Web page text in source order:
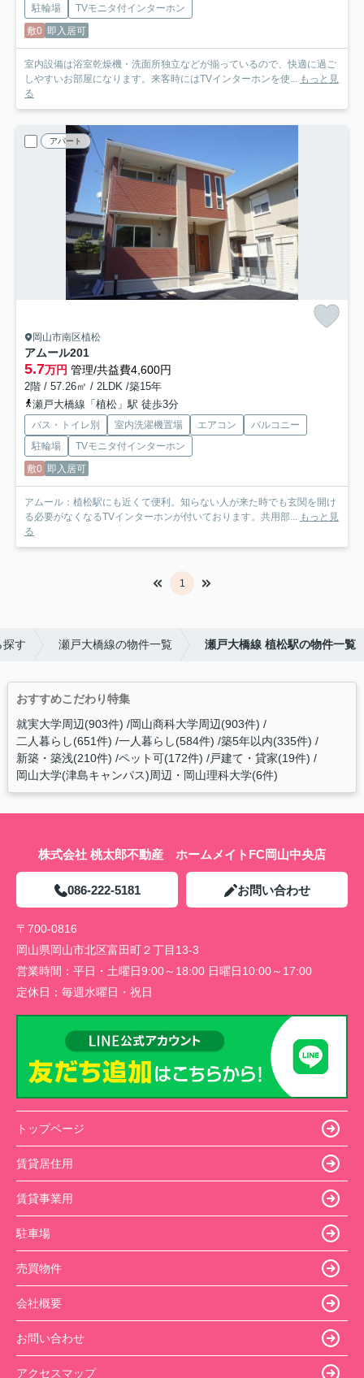
駐輪場
TVモニタ付インターホン
敷0 即入居可
室内設備は浴室乾燥機・洗面所独立などが揃っているので、快適に過ご
しやすいお部屋になります。来客時にはTVインターホンを使... もっと見
る
アパート
岡山市南区植松
アムール201
5.7万円 管理/共益費4,600円
2階 / 57.26㎡ / 2LDK /築15年
瀬戸大橋線「植松」駅 徒歩3分
バス・トイレ別 室内洗濯機置場 エアコン
バルコニー
駐輪場
TVモニタ付インターホン
敷0 即入居可
アムール：植松駅にも近くて便利。知らない人が来た時でも玄関を開け
る必要がなくなるTVインターホンが付いております。共用部... もっと見
る
1
探す 瀬戸大橋線の物件一覧 瀬戸大橋線 植松駅の物件一覧
おすすめこだわり特集
就実大学周辺(903件) 岡山商科大学周辺(903件)
二人暮らし(651件) 一人暮らし(584件) 築5年以内(335件)
新築・築浅(210件) ペット可(172件) 戸建て・貸家(19件)
岡山大学(津島キャンパス)周辺・岡山理科大学(6件)
株式会社 桃太郎不動産 ホームメイトFC岡山中央店
086-222-5181 お問い合わせ
〒700-0816
岡山県岡山市北区富田町２丁目13-3
営業時間： 平日・土曜日9:00～18:00 日曜日10:00～17:00
定休日： 毎週水曜日・祝日
トップページ
賃貸居住用
賃貸事業用
駐車場
売買物件
会社概要
お問い合わせ
アクセスマップ